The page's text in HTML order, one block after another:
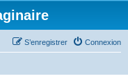
Connexion
S’enregistrer